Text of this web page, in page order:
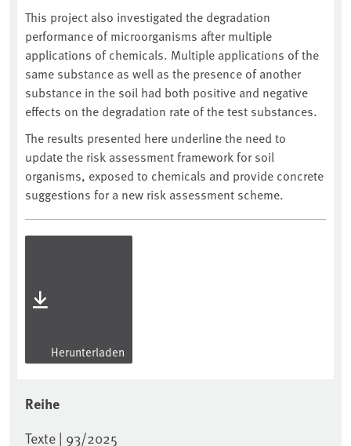
This project also investigated the degradation
performance of microorganisms after multiple
applications of chemicals. Multiple applications of the
same substance as well as the presence of another
substance in the soil had both positive and negative
effects on the degradation rate of the test substances.
The results presented here underline the need to
update the risk assessment framework for soil
organisms, exposed to chemicals and provide concrete
suggestions for a new risk assessment scheme.
Herunterladen
Reihe
Texte | 93/2025